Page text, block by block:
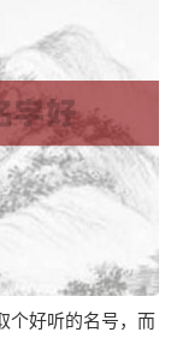
个好听的名号，而